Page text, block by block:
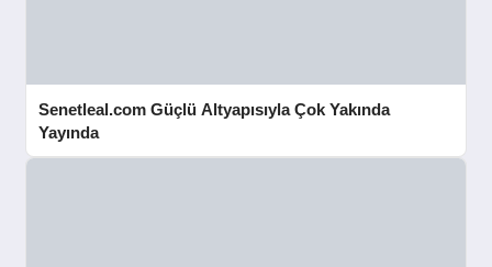
Senetleal.com Güçlü Altyapısıyla Çok Yakında
Yayında